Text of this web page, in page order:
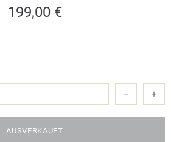
199,00 €
AUSVERKAUFT